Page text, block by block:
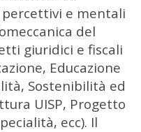
percettivi e mentali
del
giuridici e fiscali
Educazione
Sostenibilità ed
UISP, Progetto
ecc). Il